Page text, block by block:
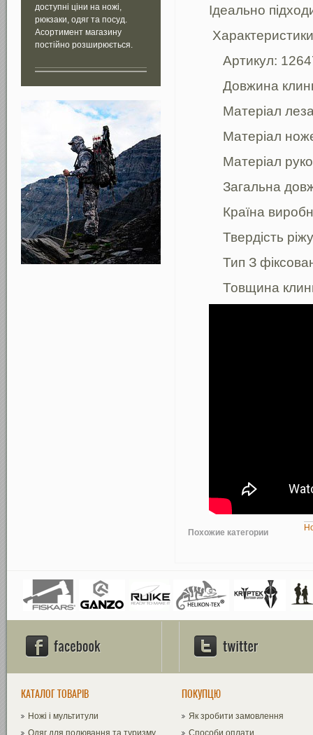
доступні ціни на ножі,
рюкзаки, одяг та посуд.
Асортимент магазину
постійно розширюється.
Ідеально
Артикул:
Довжина
Матеріал
Матеріал
Матеріал
Загальна
Країна
Твердість
Тип З
Товщина
Похожие категории
КАТАЛОГ ТОВАРІВ
Ножі і мультитули
Одяг для полювання та туризму
ПОКУПЦЮ
Як зробити замовлення
Способи оплати